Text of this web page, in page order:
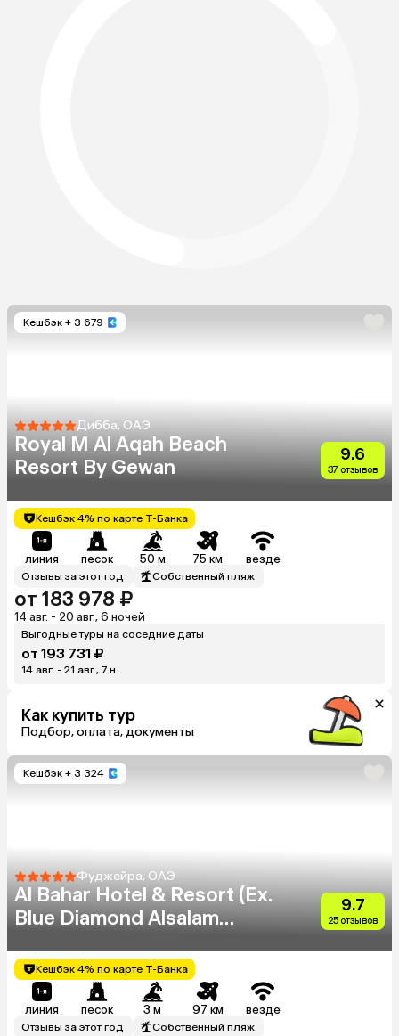
Кешбэк + 3 679
Дибба, ОАЭ
Royal M Al Aqah Beach
Resort By Gewan
9.6
37 отзывов
Кешбэк 4% по карте Т-Банка
линия песок 50 м 75 км везде
Отзывы за этот год Собственный пляж
от 183 978 ₽
14 авг. - 20 авг., 6 ночей
Выгодные туры на соседние даты
от 193 731 ₽
14 авг. - 21 авг., 7 н.
Как купить тур
Подбор, оплата, документы
Кешбэк + 3 324
Фуджейра, ОАЭ
Al Bahar Hotel & Resort (Ex.
Blue Diamond Alsalam
9.7
25 отзывов
Кешбэк 4% по карте Т-Банка
линия песок 3 м 97 км везде
Отзывы за этот год Собственный пляж